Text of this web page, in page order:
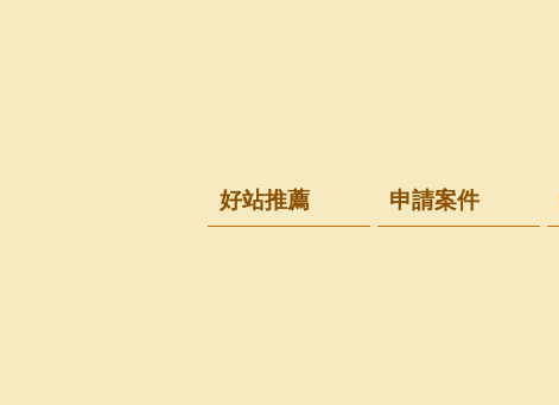
好站推薦 申請案件